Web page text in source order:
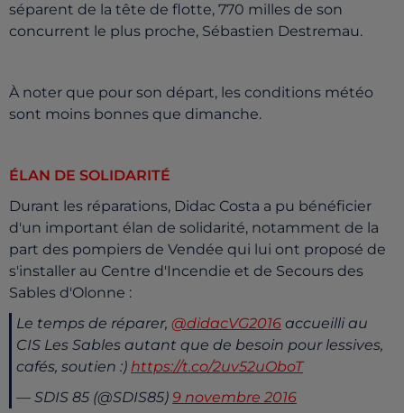
séparent de la tête de flotte, 770 milles de son
concurrent le plus proche, Sébastien Destremau.
À noter que pour son départ, les conditions météo
sont moins bonnes que dimanche.
ÉLAN DE SOLIDARITÉ
Durant les réparations, Didac Costa a pu bénéficier
d'un important élan de solidarité, notamment de la
part des pompiers de Vendée qui lui ont proposé de
s'installer au Centre d'Incendie et de Secours des
Sables d'Olonne :
Le temps de réparer, @didacVG2016 accueilli au
CIS Les Sables autant que de besoin pour lessives,
cafés, soutien :) https://t.co/2uv52uOboT
— SDIS 85 (@SDIS85) 9 novembre 2016